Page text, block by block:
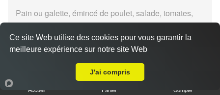
Pain ou galette, émincé de poulet, salade, tomates,
oignons + frites + 1 boisson 33 cl au choix
Menu Sandwich chicken tikka
Accueil Panier Compte
Ce site Web utilise des cookies pour vous garantir la
meilleure expérience sur notre site Web
J'ai compris